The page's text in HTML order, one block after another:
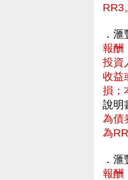
RR3。
．
報酬
投資
收益
損；
說明
為債
為
．
報酬